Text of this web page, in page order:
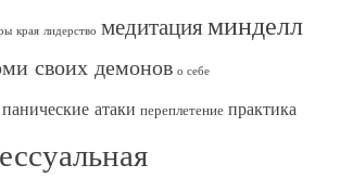
края лидерство медитацияминделл
своих демонов о себе
панические атаки переплетение практика